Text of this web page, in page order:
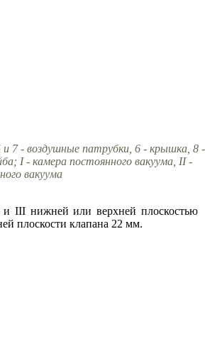
и 7 - воздушные патрубки, 6 - крышка, 8 -
I - камера постоянного вакуума, II -
вакуума
и III нижней или верхней плоскостью
плоскости клапана 22 мм.